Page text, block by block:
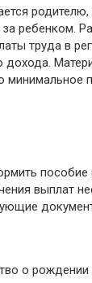
ребенком.
труда в
минимальное
пособие
выплат
о